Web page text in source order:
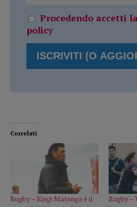
Procedendo accetti
policy
Correlati
Rugby – Kingi Matenga è il
Rugby –